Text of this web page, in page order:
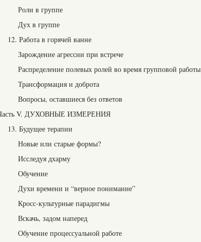
Роли в группе
Дух в группе
12. Работа в горячей ванне
Зарождение агрессии при встрече
Распределение полевых ролей во время групповой работы
Трансформация и доброта
Вопросы, оставшиеся без ответов
V. ДУХОВНЫЕ ИЗМЕРЕНИЯ
13. Будущее терапии
Новые или старые формы?
Исследуя дхарму
Обучение
Духи времени и “верное понимание”
Кросс-культурные парадигмы
Вскачь, задом наперед
Обучение процессуальной работе